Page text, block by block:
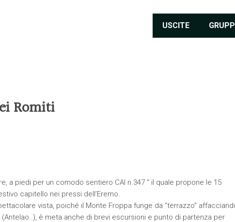
USCITE
Romiti
a piedi per un comodo sentiero CAI n.347 “ il quale propone le 15
capitello nei pressi dell’Eremo.
vista, poiché il Monte Froppa funge da “terrazzo”
è meta anche di brevi escursioni e punto di partenza per